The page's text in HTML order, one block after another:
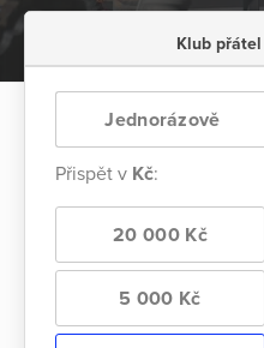
Klub
Jednorázově
Přispět v Kč:
20 000 Kč
5 000 Kč